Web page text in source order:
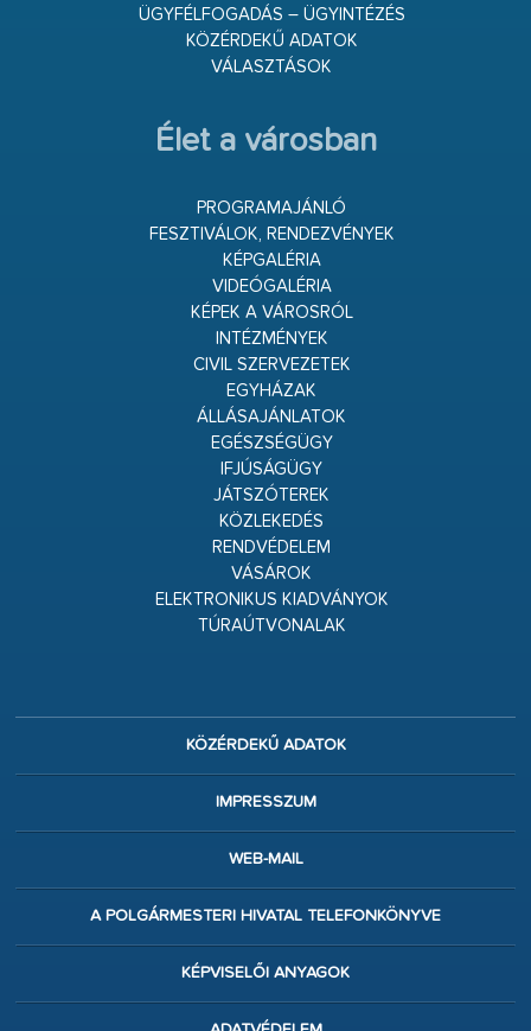
ÜGYFÉLFOGADÁS – ÜGYINTÉZÉS
KÖZÉRDEKŰ ADATOK
VÁLASZTÁSOK
Élet a városban
PROGRAMAJÁNLÓ
FESZTIVÁLOK, RENDEZVÉNYEK
KÉPGALÉRIA
VIDEÓGALÉRIA
KÉPEK A VÁROSRÓL
INTÉZMÉNYEK
CIVIL SZERVEZETEK
EGYHÁZAK
ÁLLÁSAJÁNLATOK
EGÉSZSÉGÜGY
IFJÚSÁGÜGY
JÁTSZÓTEREK
KÖZLEKEDÉS
RENDVÉDELEM
VÁSÁROK
ELEKTRONIKUS KIADVÁNYOK
TÚRAÚTVONALAK
KÖZÉRDEKŰ ADATOK
IMPRESSZUM
WEB-MAIL
A POLGÁRMESTERI HIVATAL TELEFONKÖNYVE
KÉPVISELŐI ANYAGOK